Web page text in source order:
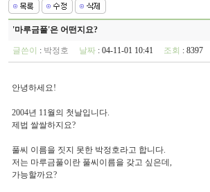
'마루금풀'은 어떤지요?
글쓴이 : 박정호 날짜: 04-11-01 10:41 조회 : 8397
안녕하세요!
2004년 11월의 첫날입니다.
제법 쌀쌀하지요?
풀씨 이름을 짓지 못한 박정호라고 합니다.
저는 마루금풀이란 풀씨이름을 갖고 싶은데,
가능할까요?